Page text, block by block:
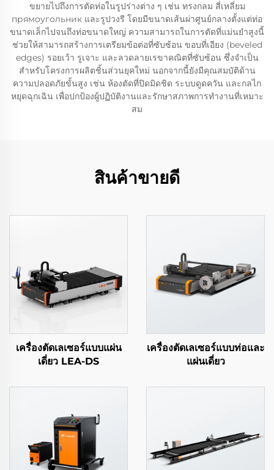
ขยายไปถึงการตัดท่อในรูปร่างต่าง ๆ เช่น ทรงกลม สี่เหลี่ยม
прямоугольник และรูปวงรี โดยมีขนาดเส้นผ่าศูนย์กลางตั้งแต่ท่อ
ขนาดเล็กไปจนถึงท่อขนาดใหญ่ ความสามารถในการตัดที่แม่นยำสูงนี้
ช่วยให้สามารถสร้างการเตรียมข้อต่อที่ซับซ้อน ขอบที่เอียง (beveled
edges) รอยเว้า รูเจาะ และลวดลายเรขาคณิตที่ซับซ้อน ซึ่งจำเป็น
สำหรับโครงการผลิตชิ้นส่วนยุคใหม่ นอกจากนี้ยังมีคุณสมบัติด้าน
ความปลอดภัยขั้นสูง เช่น ห้องตัดที่ปิดมิดชิด ระบบดูดควัน และกลไก
หยุดฉุกเฉิน เพื่อปกป้องผู้ปฏิบัติงานและรักษาสภาพการทำงานที่เหมาะ
สม
สินค้าขายดี
เครื่องตัดเลเซอร์แบบแผ่น
เดี่ยว LEA-DS
เครื่องตัดเลเซอร์แบบท่อและ
แผ่นเดี่ยว